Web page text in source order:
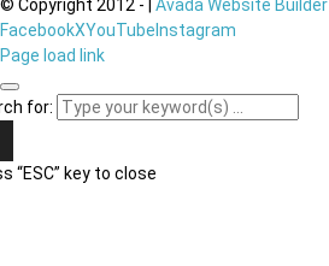
© Copyright 2012 - Avada Website Builder
FacebookXYouTube Instagram
Page load link
for:
“ESC” key to close